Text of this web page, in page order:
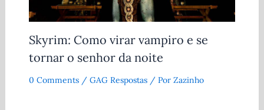
Skyrim: Como virar vampiro e se
tornar o senhor da noite
0 Comments / GAG Respostas/ Por Zazinho